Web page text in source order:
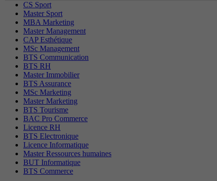
CS Sport
Master Sport
MBA Marketing
Master Management
CAP Esthétique
MSc Management
BTS Communication
BTS RH
Master Immobilier
BTS Assurance
MSc Marketing
Master Marketing
BTS Tourisme
BAC Pro Commerce
Licence RH
BTS Electronique
Licence Informatique
Master Ressources humaines
BUT Informatique
BTS Commerce